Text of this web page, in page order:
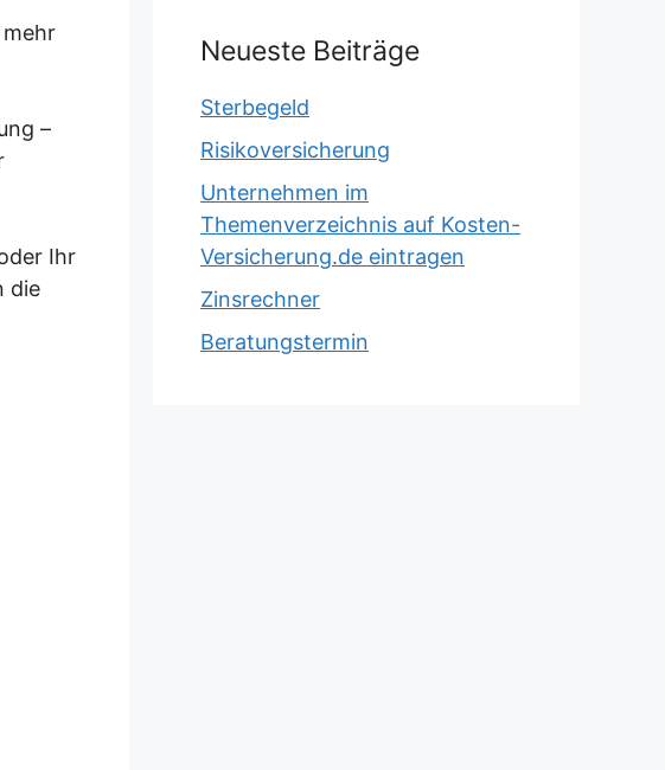
–
Ihr
die
Neueste Beiträge
Sterbegeld
Risikoversicherung
Unternehmen im
Themenverzeichnis auf Kosten-
Versicherung.de eintragen
Zinsrechner
Beratungstermin